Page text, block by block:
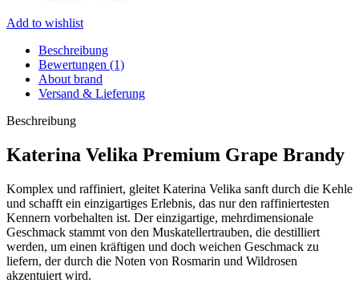
Add to wishlist
Beschreibung
Bewertungen (1)
About brand
Versand & Lieferung
Beschreibung
Katerina Velika Premium Grape Brandy
Komplex und raffiniert, gleitet Katerina Velika sanft durch die Kehle
und schafft ein einzigartiges Erlebnis, das nur den raffiniertesten
Kennern vorbehalten ist. Der einzigartige, mehrdimensionale
Geschmack stammt von den Muskatellertrauben, die destilliert
werden, um einen kräftigen und doch weichen Geschmack zu
liefern, der durch die Noten von Rosmarin und Wildrosen
akzentuiert wird.